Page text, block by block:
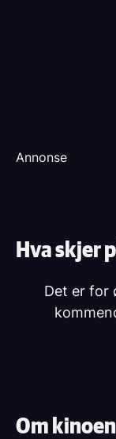
Annonse
Hva skjer
Det er for
Om kinoen